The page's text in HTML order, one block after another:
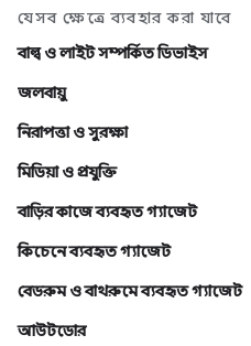
যেসব ক্ষেত্রে ব্যবহার করা যাবে
বাল্ব ও লাইট সম্পর্কিত ডিভাইস
জলবায়ু
নিরাপত্তা ও সুরক্ষা
মিডিয়া ও প্রযুক্তি
বাড়ির কাজে ব্যবহৃত গ্যাজেট
কিচেনে ব্যবহৃত গ্যাজেট
বেডরুম ও বাথরুমে ব্যবহৃত গ্যাজেট
আউটডোর